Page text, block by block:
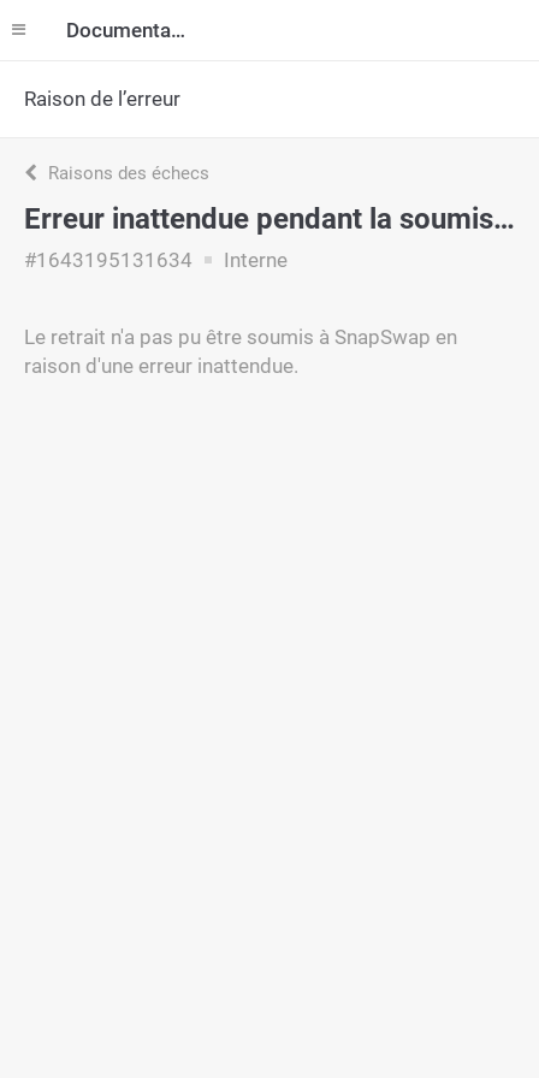
Documentation
Raison de l’erreur
Raisons des échecs
Erreur inattendue pendant la soumission
#1643195131634 Interne
Le retrait n'a pas pu être soumis à SnapSwap en
raison d'une erreur inattendue.